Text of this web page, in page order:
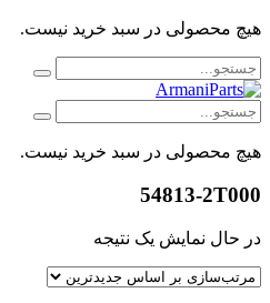
هیچ محصولی در سبد خرید نیست.
هیچ محصولی در سبد خرید نیست.
54813-2T000
در حال نمایش یک نتیجه